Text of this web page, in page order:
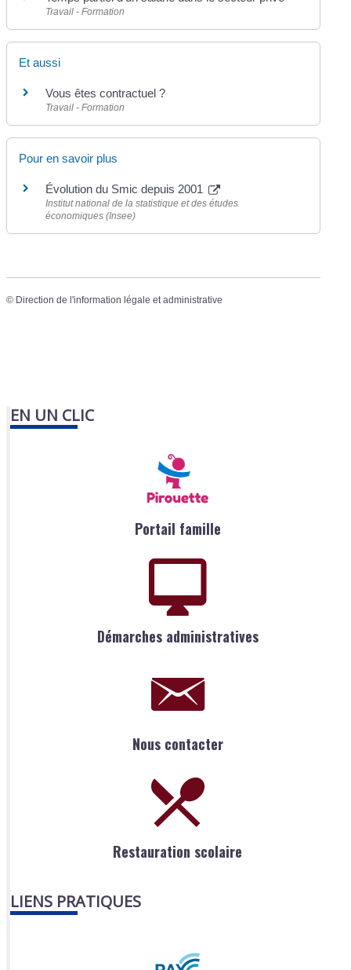
Travail - Formation
Et aussi
Vous êtes contractuel ?
Travail - Formation
Pour en savoir plus
Évolution du Smic depuis 2001
Institut national de la statistique et des études
économiques (Insee)
© Direction de l'information légale et administrative
EN UN CLIC
Portail famille
Démarches administratives
Nous contacter
Restauration scolaire
LIENS PRATIQUES